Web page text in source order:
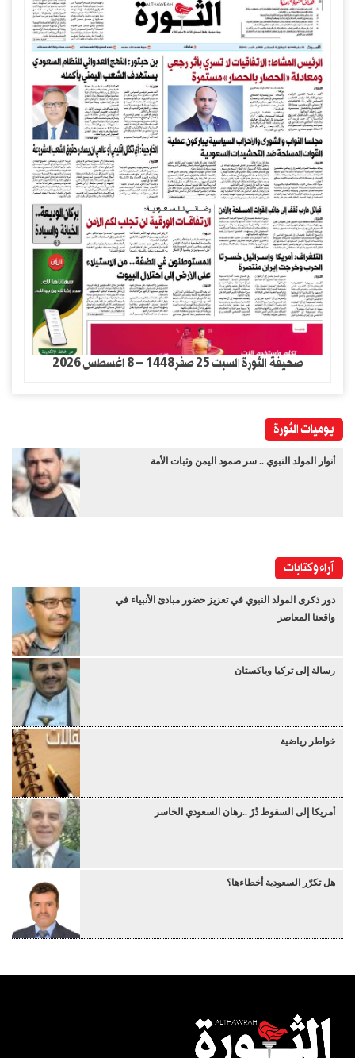
صحيفة الثورة السبت 25 صفر1448 – 8 اغسطس 2026
يوميات الثورة
أنوار المولد النبوي .. سر صمود اليمن وثبات الأمة
آراء وكتابات
دور ذكرى المولد النبوي في تعزيز حضور مبادئ الأنبياء في
واقعنا المعاصر
رسالة إلى تركيا وباكستان
خواطر رياضية
أمريكا إلى السقوط دُرْ ..رهان السعودي الخاسر
هل تكرّر السعودية أخطاءها؟